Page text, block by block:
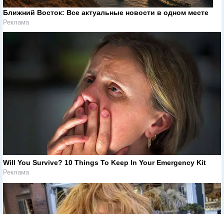
Ближний Восток: Все актуальные новости в одном месте
Реклама
Will You Survive? 10 Things To Keep In Your Emergency Kit
Реклама